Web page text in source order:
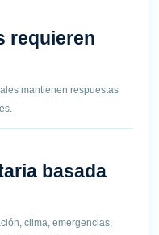
requieren
mantienen respuestas
basada
clima, emergencias,